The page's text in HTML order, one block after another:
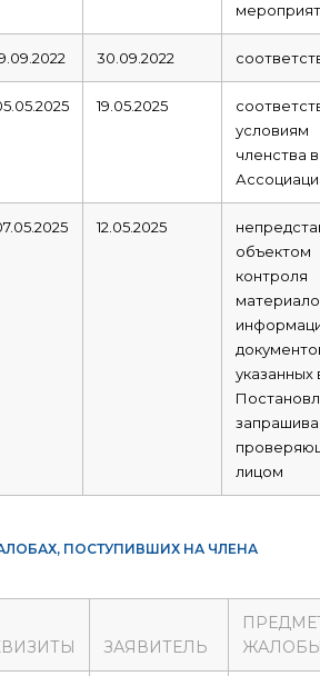
30.09.2022
19.05.2025
условиям
членства в
12.05.2025
объектом
контроля
указанных
лицом
ПОСТУПИВШИХ НА ЧЛЕНА
ЗАЯВИТЕЛЬ